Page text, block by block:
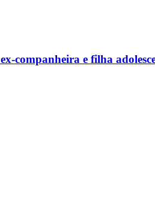
companheira e filha